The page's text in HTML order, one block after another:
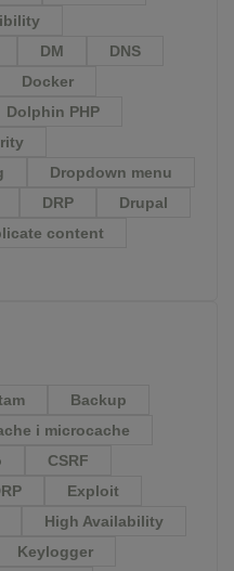
DM
DNS
Docker
Dolphin PHP
Dropdown menu
DRP
Drupal
content
Backup
i microcache
CSRF
Exploit
High Availability
Keylogger